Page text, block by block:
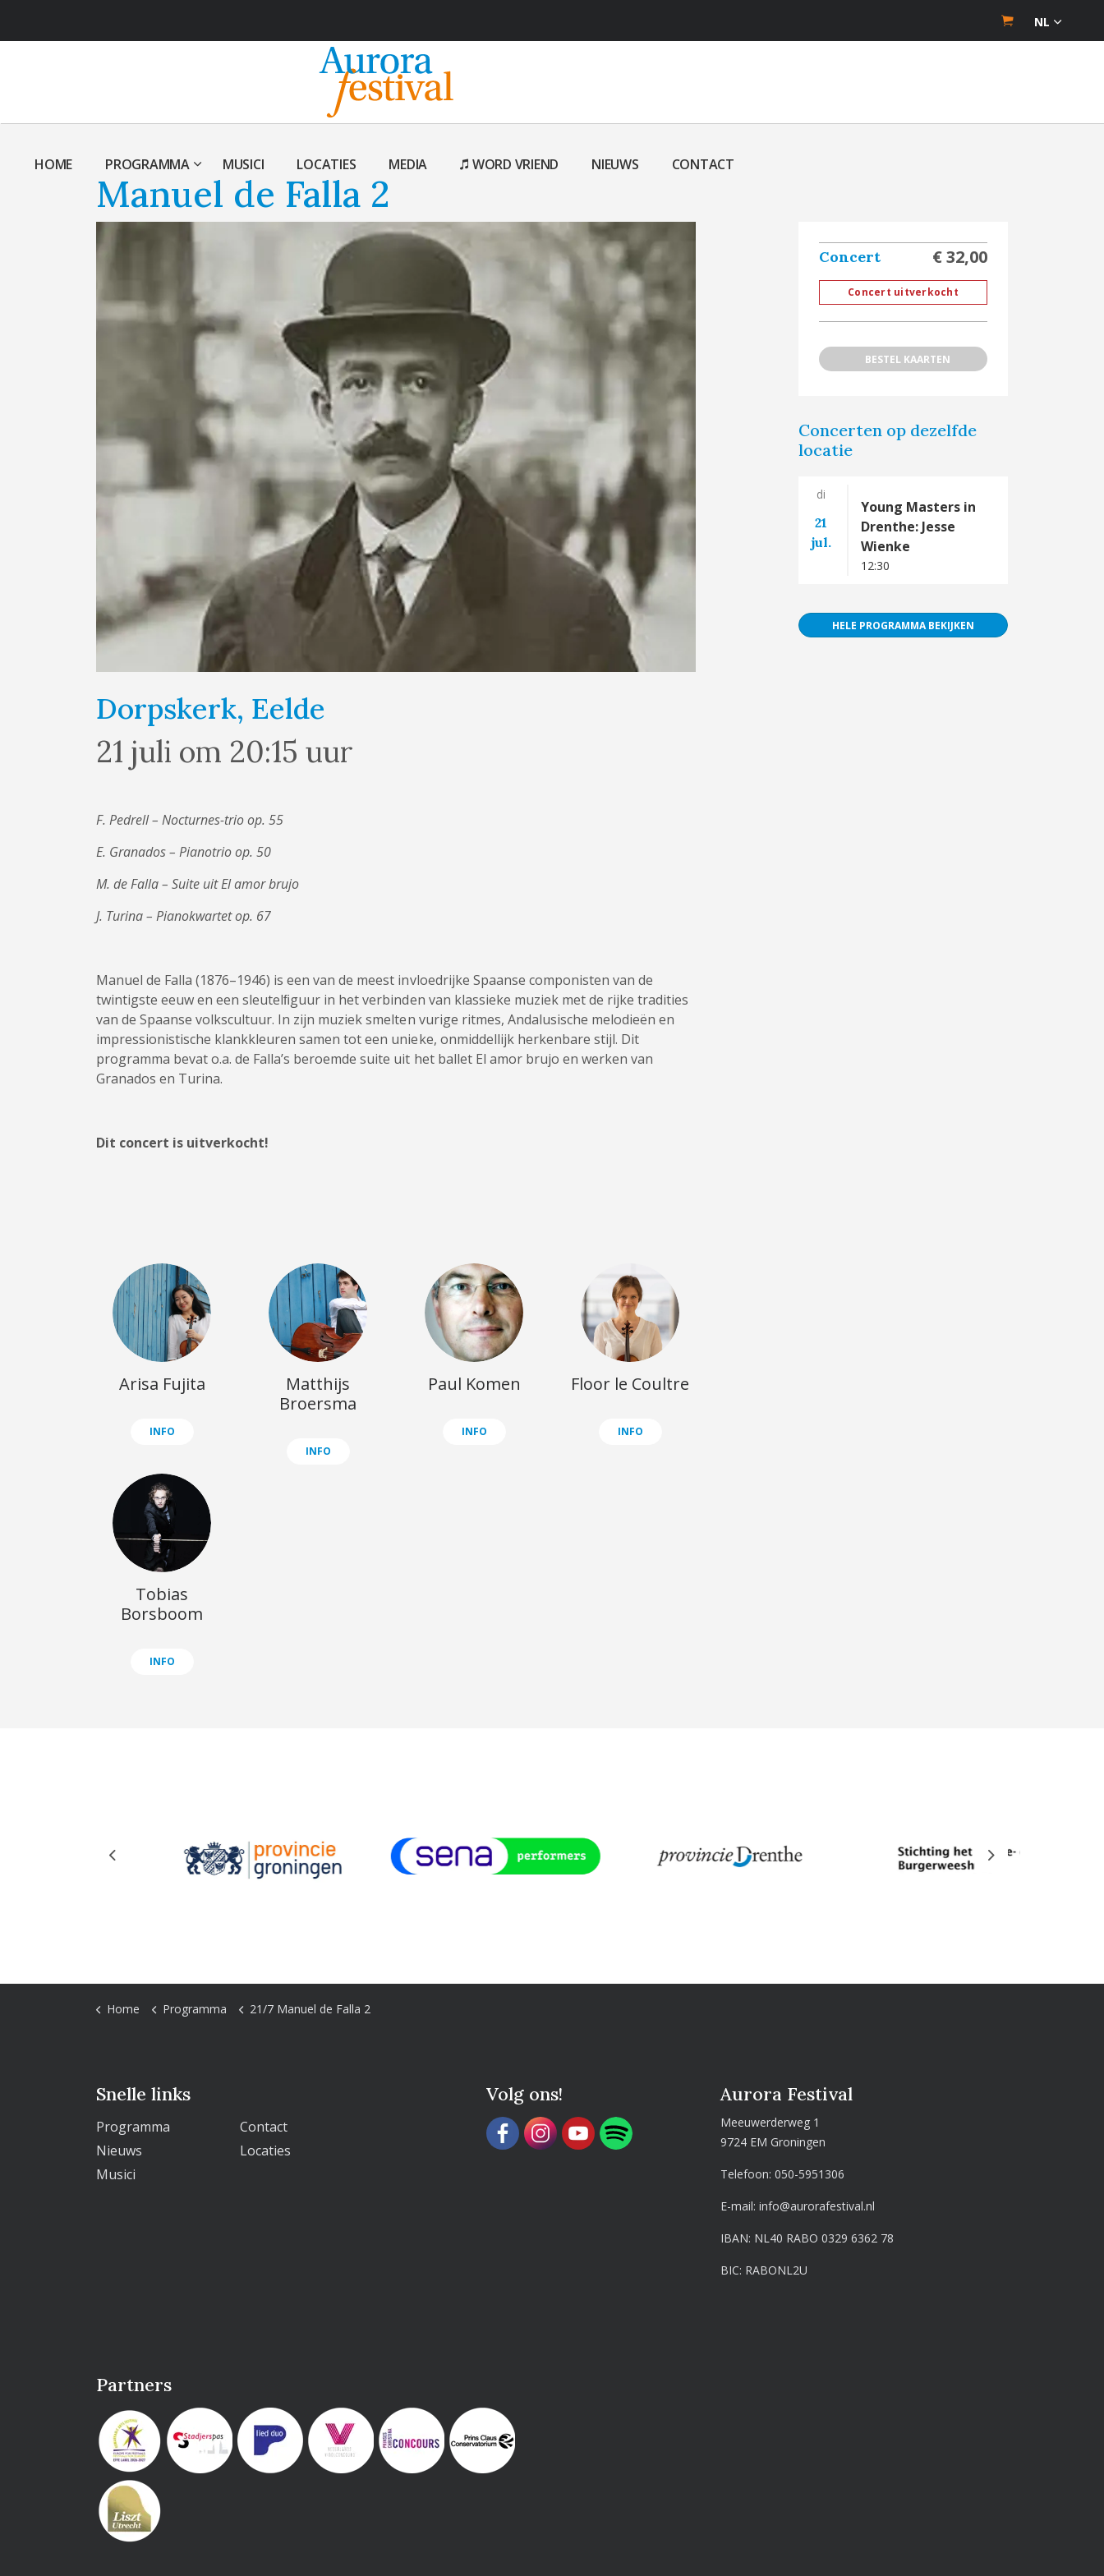
NL
HOME PROGRAMMA MUSICI LOCATIES MEDIA WORD VRIEND NIEUWS CONTACT
Manuel de Falla 2
Concert € 32,00
Concert uitverkocht
BESTEL KAARTEN
Concerten op dezelfde
locatie
di
21
jul.
Young Masters in
Drenthe: Jesse
Wienke
12:30
HELE PROGRAMMA BEKIJKEN
Dorpskerk, Eelde
21 juli om 20:15 uur
F. Pedrell – Nocturnes-trio op. 55
E. Granados – Pianotrio op. 50
M. de Falla – Suite uit El amor brujo
J. Turina – Pianokwartet op. 67
Manuel de Falla (1876–1946) is een van de meest invloedrijke Spaanse componisten van de
twintigste eeuw en een sleutelﬁguur in het verbinden van klassieke muziek met de rijke tradities
van de Spaanse volkscultuur. In zijn muziek smelten vurige ritmes, Andalusische melodieën en
impressionistische klankkleuren samen tot een unieke, onmiddellijk herkenbare stijl. Dit
programma bevat o.a. de Falla’s beroemde suite uit het ballet El amor brujo en werken van
Granados en Turina.
Dit concert is uitverkocht!
Arisa Fujita
INFO
Matthijs
Broersma
INFO
Paul Komen
INFO
Floor le Coultre
INFO
Tobias
Borsboom
INFO
Previous Next
Home Programma 21/7 Manuel de Falla 2
Snelle links
Programma
Contact
Nieuws
Locaties
Musici
Volg ons! Aurora Festival
Meeuwerderweg 1
9724 EM Groningen
Telefoon:050-5951306
E-mail:info@aurorafestival.nl
IBAN: NL40 RABO 0329 6362 78
BIC: RABONL2U
Partners